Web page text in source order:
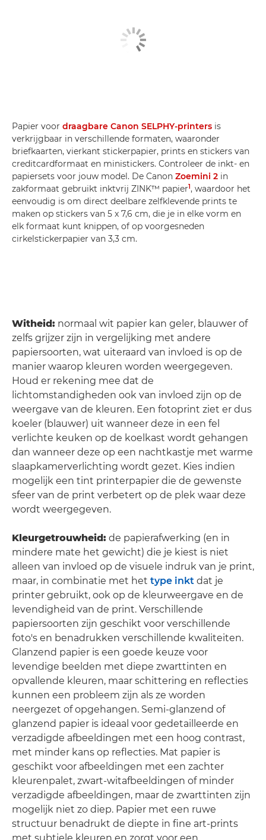
Papier voor draagbare Canon SELPHY-printers is
verkrijgbaar in verschillende formaten, waaronder
briefkaarten, vierkant stickerpapier, prints en stickers van
creditcardformaat en ministickers. Controleer de inkt- en
papiersets voor jouw model. De Canon Zoemini 2 in
zakformaat gebruikt inktvrij ZINK™ papier1, waardoor het
eenvoudig is om direct deelbare zelfklevende prints te
maken op stickers van 5 x 7,6 cm, die je in elke vorm en
elk formaat kunt knippen, of op voorgesneden
cirkelstickerpapier van 3,3 cm.
Witheid: normaal wit papier kan geler, blauwer of
zelfs grijzer zijn in vergelijking met andere
papiersoorten, wat uiteraard van invloed is op de
manier waarop kleuren worden weergegeven.
Houd er rekening mee dat de
lichtomstandigheden ook van invloed zijn op de
weergave van de kleuren. Een fotoprint ziet er dus
koeler (blauwer) uit wanneer deze in een fel
verlichte keuken op de koelkast wordt gehangen
dan wanneer deze op een nachtkastje met warme
slaapkamerverlichting wordt gezet. Kies indien
mogelijk een tint printerpapier die de gewenste
sfeer van de print verbetert op de plek waar deze
wordt weergegeven.
Kleurgetrouwheid: de papierafwerking (en in
mindere mate het gewicht) die je kiest is niet
alleen van invloed op de visuele indruk van je print,
maar, in combinatie met het type inkt dat je
printer gebruikt, ook op de kleurweergave en de
levendigheid van de print. Verschillende
papiersoorten zijn geschikt voor verschillende
foto's en benadrukken verschillende kwaliteiten.
Glanzend papier is een goede keuze voor
levendige beelden met diepe zwarttinten en
opvallende kleuren, maar schittering en reflecties
kunnen een probleem zijn als ze worden
neergezet of opgehangen. Semi-glanzend of
glanzend papier is ideaal voor gedetailleerde en
verzadigde afbeeldingen met een hoog contrast,
met minder kans op reflecties. Mat papier is
geschikt voor afbeeldingen met een zachter
kleurenpalet, zwart-witafbeeldingen of minder
verzadigde afbeeldingen, maar de zwarttinten zijn
mogelijk niet zo diep. Papier met een ruwe
structuur benadrukt de diepte in fine art-prints